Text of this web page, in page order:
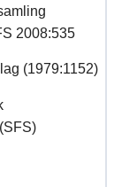
2008:535
(1979:1152)